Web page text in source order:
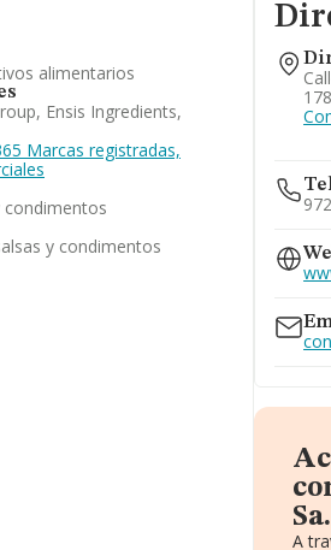
alimentarios
Ensis Ingredients,
Marcas registradas,
condimentos
y condimentos
Sa.
A